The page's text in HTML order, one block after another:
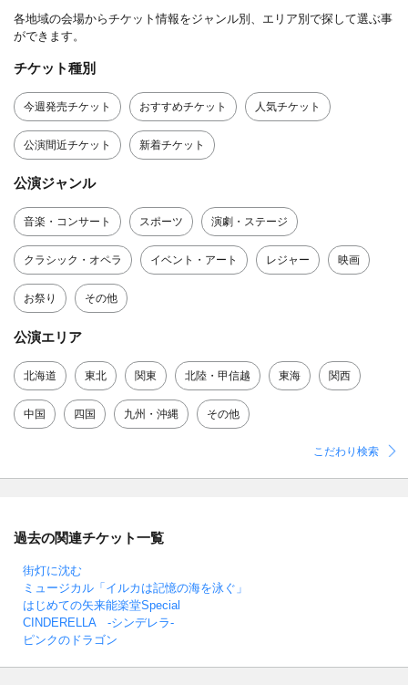
各地域の会場からチケット情報をジャンル別、エリア別で探して選ぶ事
ができます。
チケット種別
今週発売チケット おすすめチケット 人気チケット
公演間近チケット 新着チケット
公演ジャンル
音楽・コンサート スポーツ 演劇・ステージ
クラシック・オペラ イベント・アート レジャー 映画
お祭り その他
公演エリア
北海道 東北 関東 北陸・甲信越 東海 関西
中国 四国 九州・沖縄 その他
こだわり検索
過去の関連チケット一覧
街灯に沈む
ミュージカル「イルカは記憶の海を泳ぐ」
はじめての矢来能楽堂Special
CINDERELLA -シンデレラ-
ピンクのドラゴン